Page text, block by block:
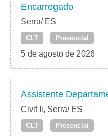
Encarregado
Serra/ ES
CLT Presencial
5 de agosto de 2026
Assistente
Civit Ii, Serra/ ES
CLT Presencial